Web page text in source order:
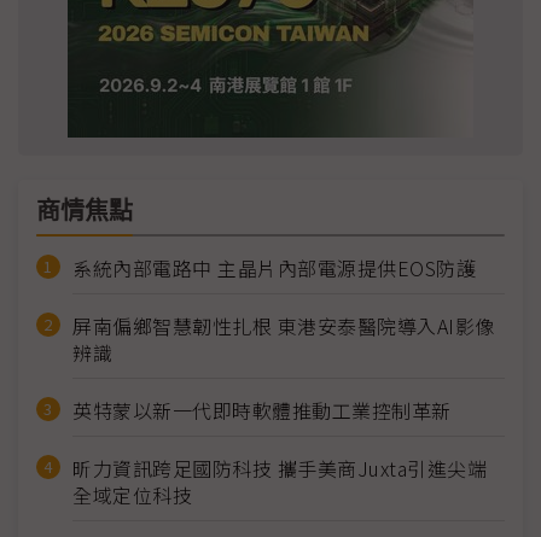
商情焦點
系統內部電路中 主晶片內部電源提供EOS防護
屏南偏鄉智慧韌性扎根 東港安泰醫院導入AI影像
辨識
英特蒙以新一代即時軟體推動工業控制革新
昕力資訊跨足國防科技 攜手美商Juxta引進尖端
全域定位科技